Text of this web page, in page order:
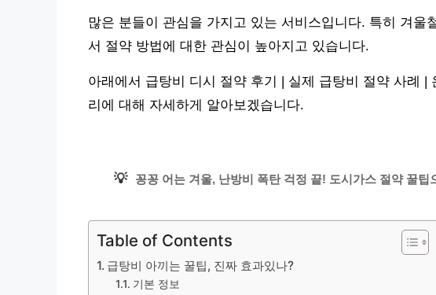
많은 분들이 관심을 가지고 있는 서비스입니다. 특히 겨울
서 절약 방법에 대한 관심이 높아지고 있습니다.
아래에서 급탕비 디시 절약 후기 | 실제 급탕비 절약 사례 |
리에 대해 자세하게 알아보겠습니다.
💡 꽁꽁 어는 겨울, 난방비 폭탄 걱정 끝! 도시가스 절약 꿀
Table of Contents
급탕비 아끼는 꿀팁, 진짜 효과있나?
기본 정보